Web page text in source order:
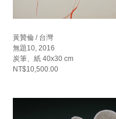
黃贊倫 / 台灣
無題10, 2016
炭筆、紙 40x30 cm
NT$10,500.00